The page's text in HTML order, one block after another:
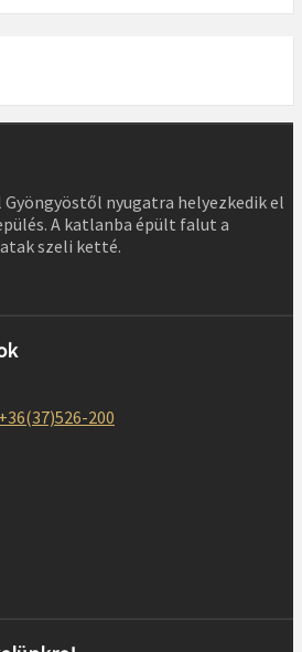
Gyöngyöstől nyugatra helyezkedik el
A katlanba épült falut a
szeli ketté.
200